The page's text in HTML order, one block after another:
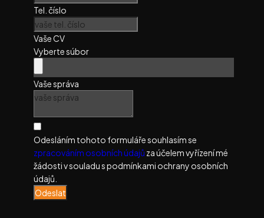
Tel. číslo
Vaše CV
Vyberte súbor
Vaše správa
Odesláním tohoto formuláře souhlasím se
zpracováním osobních údajů za účelem vyřízení mé
žádosti v souladu s podmínkami ochrany osobních
údajů.
Odeslat